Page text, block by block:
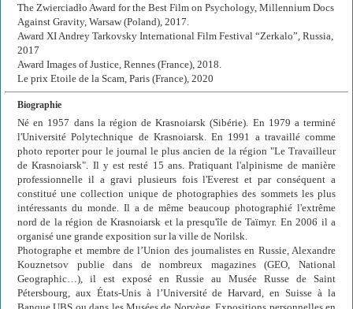
The Zwierciadło Award for the Best Film on Psychology, Millennium Docs
Against Gravity, Warsaw (Poland), 2017.
Award XI Andrey Tarkovsky International Film Festival “Zerkalo”, Russia,
2017
Award Images of Justice, Rennes (France), 2018.
Le prix Etoile de la Scam, Paris (France), 2020
Biographie
Né en 1957 dans la région de Krasnoiarsk (Sibérie). En 1979 a terminé
l'Université Polytechnique de Krasnoiarsk. En 1991 a travaillé comme
photo reporter pour le journal le plus ancien de la région "Le Travailleur
de Krasnoiarsk". Il y est resté 15 ans. Pratiquant l'alpinisme de manière
professionnelle il a gravi plusieurs fois l'Everest et par conséquent a
constitué une collection unique de photographies des sommets les plus
intéressants du monde. Il a de même beaucoup photographié l'extrême
nord de la région de Krasnoiarsk et la presqu'île de Taïmyr. En 2006 il a
organisé une grande exposition sur la ville de Norilsk.
Photographe et membre de l’Union des journalistes en Russie, Alexandre
Kouznetsov publie dans de nombreux magazines (GEO, National
Geographic…), il est exposé en Russie au Musée Russe de Saint
Pétersbourg, aux États-Unis à l’Université de Harvard, en Suisse à la